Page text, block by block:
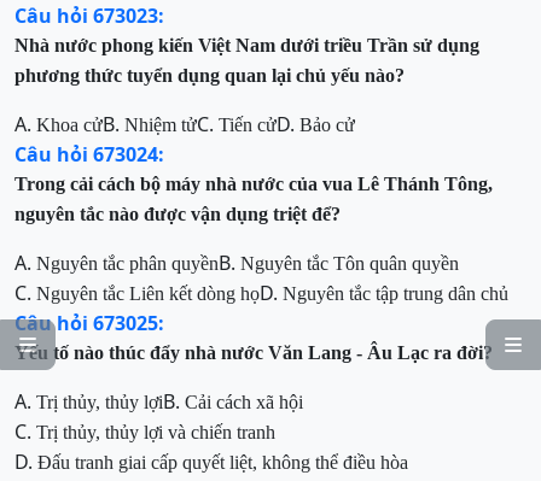


Câu hỏi 673023:
Nhà nước phong kiến Việt Nam dưới triều Trần sử dụng
phương thức tuyển dụng quan lại chủ yếu nào?
A. Khoa cửB. Nhiệm tửC. Tiến cửD. Bảo cử
Câu hỏi 673024:
Trong cải cách bộ máy nhà nước của vua Lê Thánh Tông,
nguyên tắc nào được vận dụng triệt để?
A. Nguyên tắc phân quyềnB. Nguyên tắc Tôn quân quyền
C. Nguyên tắc Liên kết dòng họD. Nguyên tắc tập trung dân chủ
Câu hỏi 673025:
Yếu tố nào thúc đẩy nhà nước Văn Lang - Âu Lạc ra đời?
A. Trị thủy, thủy lợiB. Cải cách xã hội
C. Trị thủy, thủy lợi và chiến tranh
D. Đấu tranh giai cấp quyết liệt, không thể điều hòa